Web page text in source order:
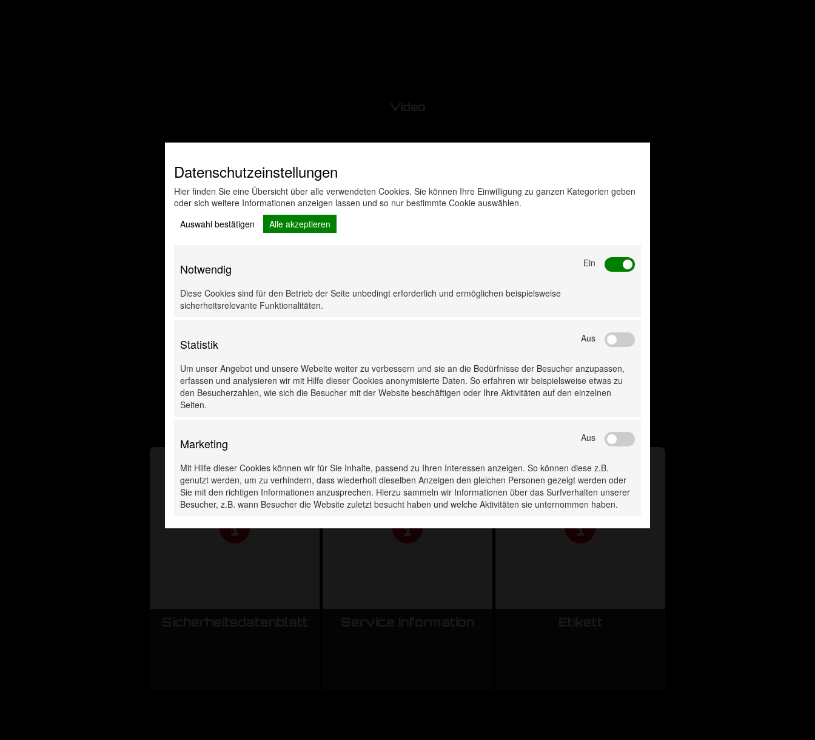
Video
Datenschutzeinstellungen
Hier finden Sie eine Übersicht über alle verwendeten Cookies. Sie können Ihre Einwilligung zu ganzen Kategorien geben
oder sich weitere Informationen anzeigen lassen und so nur bestimmte Cookie auswählen.
Auswahl bestätigen
Alle akzeptieren
Notwendig Ein
Diese Cookies sind für den Betrieb der Seite unbedingt erforderlich und ermöglichen beispielsweise
sicherheitsrelevante Funktionalitäten.
Statistik Aus
Um unser Angebot und unsere Webeite weiter zu verbessern und sie an die Bedürfnisse der Besucher anzupassen,
erfassen und analysieren wir mit Hilfe dieser Cookies anonymisierte Daten. So erfahren wir beispielsweise etwas zu
den Besucherzahlen, wie sich die Besucher mit der Website beschäftigen oder Ihre Aktivitäten auf den einzelnen
Seiten.
Marketing Aus
Mit Hilfe dieser Cookies können wir für Sie Inhalte, passend zu Ihren Interessen anzeigen. So können diese z.B.
genutzt werden, um zu verhindern, dass wiederholt dieselben Anzeigen den gleichen Personen gezeigt werden oder
Sie mit den richtigen Informationen anzusprechen. Hierzu sammeln wir Informationen über das Surfverhalten unserer
Besucher, z.B. wann Besucher die Website zuletzt besucht haben und welche Aktivitäten sie unternommen haben.